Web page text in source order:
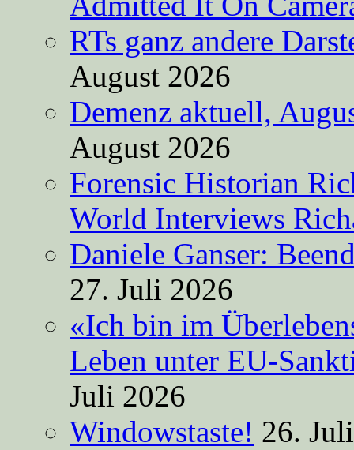
RTs ganz andere
August 2026
Demenz aktuell,
August 2026
Forensic Historian
World Interviews
Daniele Ganser:
27. Juli 2026
«Ich bin im
Leben unter EU-
Juli 2026
Windowstaste! 26.